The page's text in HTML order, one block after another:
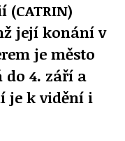
její konání v
je město
do 4. září a
je k vidění i